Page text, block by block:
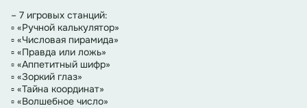
– 7 игровых станций:
▫ «Ручной калькулятор»
▫ «Числовая пирамида»
▫ «Правда или ложь»
▫ «Аппетитный шифр»
▫ «Зоркий глаз»
▫ «Тайна координат»
▫ «Волшебное число»